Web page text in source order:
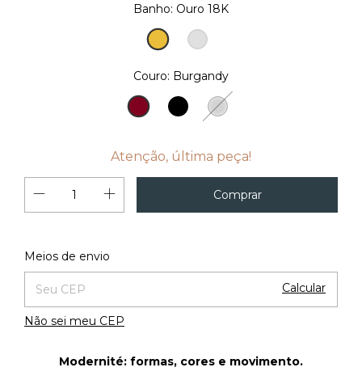
Banho: Ouro 18K
Ouro
18K
Prata
Couro: Burgandy
Burgandy
Noir Métallique
Atenção, última peça!
Entregas para o CEP:
Meios de envio
Calcular
Não sei meu CEP
Modernité: formas, cores e movimento.